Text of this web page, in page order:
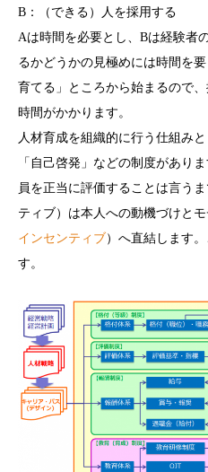
B：（できる）人を採用する
Aは時間を必要とし、Bは経験者
るかどうかの見極めには時間を
育てる」ところから始まるので
時間がかかります。
人材育成を組織的に行う仕組み
「自己啓発」などの制度があり
員を正当に評価することは言う
ティブ）は本人への動機づけと
インセンティブ ）へ直結します
す。